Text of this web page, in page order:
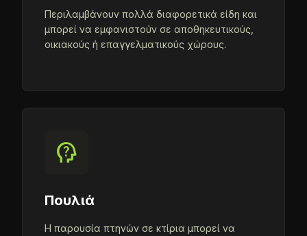
Περιλαμβάνουν πολλά διαφορετικά είδη και
μπορεί να εμφανιστούν σε αποθηκευτικούς,
οικιακούς ή επαγγελματικούς χώρους.
psychology_alt
Πουλιά
Η παρουσία πτηνών σε κτίρια μπορεί να